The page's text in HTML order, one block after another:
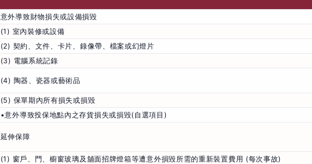
意外導致財物損失或設備損毀
(1) 室內裝修或設備
(2) 契約、文件、卡片、錄像帶、檔案或幻燈片
(3) 電腦系統記錄
(4) 陶器、瓷器或藝術品
(5) 保單期內所有損失或損毀
•意外導致投保地點內之存貨損失或損毀(自選項目)
延伸保障
(1) 窗戶、門、櫥窗玻璃及舖面招牌燈箱等遭意外損毀所需的重新裝置費用 (每次事故)